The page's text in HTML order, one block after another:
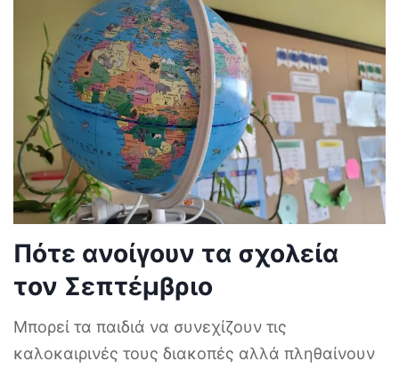
Πότε ανοίγουν τα σχολεία
τον Σεπτέμβριο
Μπορεί τα παιδιά να συνεχίζουν τις
καλοκαιρινές τους διακοπές αλλά πληθαίνουν